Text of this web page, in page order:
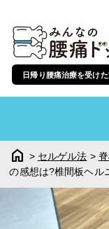
日帰り腰痛治療を受け
home > セルゲル法 >
の感想は?椎間板ヘル